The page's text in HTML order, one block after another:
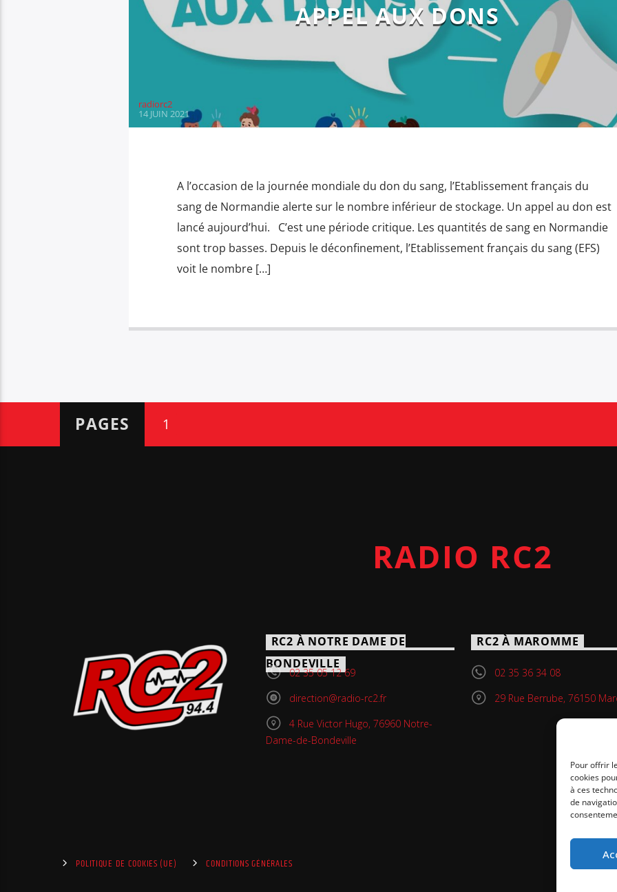
Pour offrir
cookies
à ces
de
APPEL AUX DONS
radiorc2
14 JUIN 2021
A l’occasion de la journée mondiale du don du sang, l’Etablissement français du
sang de Normandie alerte sur le nombre inférieur de stockage. Un appel au don est
lancé aujourd’hui. C’est une période critique. Les quantités de sang en Normandie
sont trop basses. Depuis le déconfinement, l’Etablissement français du sang (EFS)
voit le nombre […]
PAGES 1
RADIO RC2
RC2 À NOTRE DAME DE
BONDEVILLE
02 35 05 12 69
direction@radio-rc2.fr
4 Rue Victor Hugo, 76960 Notre-
Dame-de-Bondeville
RC2 À MAROMME
02 35 36 34 08
29 Rue Berrube, 76150
POLITIQUE DE COOKIES (UE) CONDITIONS GÉNÉRALES